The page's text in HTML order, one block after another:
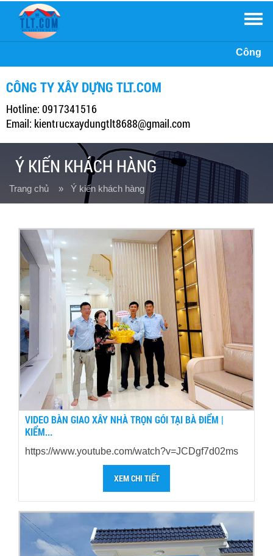
Công ty Xây Dựng TLT, xin kính chào
CÔNG TY XÂY DỰNG TLT.COM
Hotline: 0917341516
Email: kientrucxaydungtlt8688@gmail.com
Ý KIẾN KHÁCH HÀNG
Trang chủ » Ý kiến khách hàng
VIDEO BÀN GIAO XÂY NHÀ TRỌN GÓI TẠI BÀ ĐIỂM |
KIỂM...
https://www.youtube.com/watch?v=JCDgf7d02ms
XEM CHI TIẾT